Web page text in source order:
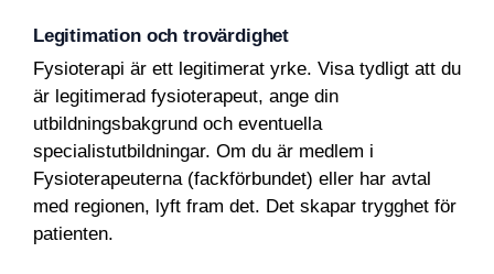
Legitimation och trovärdighet
Fysioterapi är ett legitimerat yrke. Visa tydligt att du
är legitimerad fysioterapeut, ange din
utbildningsbakgrund och eventuella
specialistutbildningar. Om du är medlem i
Fysioterapeuterna (fackförbundet) eller har avtal
med regionen, lyft fram det. Det skapar trygghet för
patienten.